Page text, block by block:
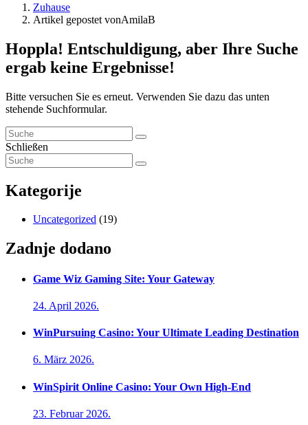
Zuhause
Artikel gepostet vonAmilaB
Hoppla! Entschuldigung, aber Ihre Suche
ergab keine Ergebnisse!
Bitte versuchen Sie es erneut. Verwenden Sie dazu das unten
stehende Suchformular.
Schließen
Kategorije
Uncategorized (19)
Zadnje dodano
Game Wiz Gaming Site: Your Gateway
24. April 2026.
WinPursuing Casino: Your Ultimate Leading Destination
6. März 2026.
WinSpirit Online Casino: Your Own High-End
23. Februar 2026.